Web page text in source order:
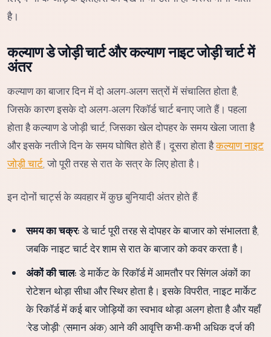
है।
कल्याण डे जोड़ी चार्ट और कल्याण नाइट जोड़ी चार्ट में
अंतर
कल्याण का बाजार दिन में दो अलग-अलग सत्रों में संचालित होता है,
जिसके कारण इसके दो अलग-अलग रिकॉर्ड चार्ट बनाए जाते हैं। पहला
होता है कल्याण डे जोड़ी चार्ट, जिसका खेल दोपहर के समय खेला जाता है
और इसके नतीजे दिन के समय घोषित होते हैं। दूसरा होता हैकल्याण नाइट
जोड़ी चार्ट , जो पूरी तरह से रात के सत्र के लिए होता है।
इन दोनों चार्ट्स के व्यवहार में कुछ बुनियादी अंतर होते हैं:
समय का चक्र:डे चार्ट पूरी तरह से दोपहर के बाजार को संभालता है,
जबकि नाइट चार्ट देर शाम से रात के बाजार को कवर करता है।
अंकों की चाल:डे मार्केट के रिकॉर्ड में आमतौर पर सिंगल अंकों का
रोटेशन थोड़ा सीधा और स्थिर होता है। इसके विपरीत, नाइट मार्केट
के रिकॉर्ड में कई बार जोड़ियों का स्वभाव थोड़ा अलग होता है और यहाँ
'रेड जोड़ी' (समान अंक) आने की आवृत्ति कभी-कभी अधिक दर्ज की